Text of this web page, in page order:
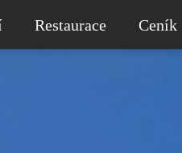
Restaurace Ceník